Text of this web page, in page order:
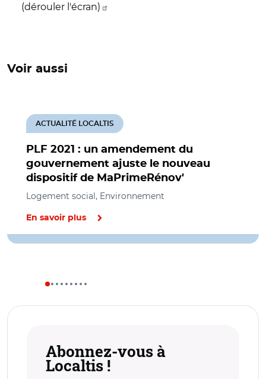
(dérouler l'écran)
Voir aussi
PLF 2021 : un amendement du
gouvernement ajuste le nouveau
dispositif de MaPrimeRénov'
ACTUALITÉ LOCALTIS
Logement social, Environnement
En savoir plus
Abonnez-vous à
Localtis !